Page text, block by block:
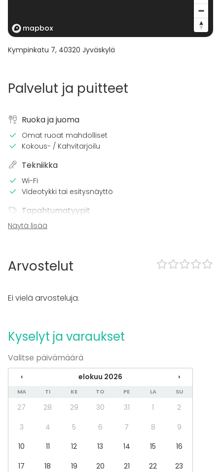
Kympinkatu 7, 40320 Jyväskylä
Palvelut ja puitteet
Ruoka ja juoma
Omat ruoat mahdolliset
Kokous- / Kahvitarjoilu
Tekniikka
Wi-Fi
Videotykki tai esitysnäyttö
Tapahtumatyypit
Juhlat
Illallinen / lounas
Kokous
Esitys / näytös
Elämys / aktiviteetti
Pikkujoulut
Tilatyypit
Elämyspalvelu
Näytä lisää
Arvostelut
Ei vielä arvosteluja.
Kyselyt ja varaukset
Valitse päivämäärä
‹ elokuu 2026 ›
MA TI KE TO PE LA SU
27 28 29 30 31 1
2
3
4 5 6 7 8
9
10
11 12 13 14 15
16
17
18 19 20 21 22
23